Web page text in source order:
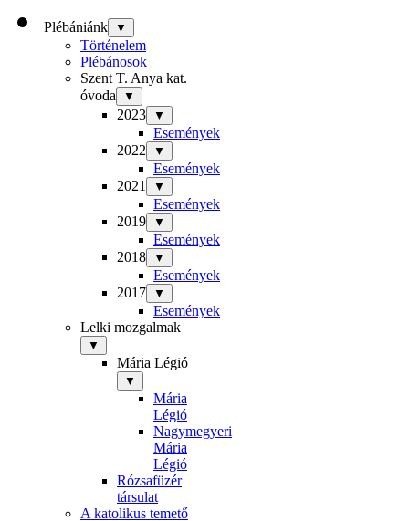
Plébániánk ▼
Történelem
Plébánosok
Szent T. Anya kat.
óvoda
▼
2023 ▼
Események
2022
▼
Események
2021
▼
Események
2019
▼
Események
2018
▼
Események
2017
▼
Események
Lelki mozgalmak
▼
Mária Légió
▼
Mária
Légió
Nagymegyeri
Mária
Légió
Rózsafüzér
társulat
A katolikus temető